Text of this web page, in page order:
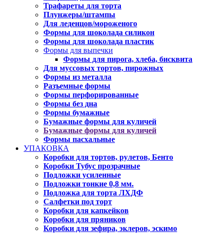
Трафареты для торта
Плунжеры/штампы
Для леденцов/мороженого
Формы для шоколада силикон
Формы для шоколада пластик
Формы для выпечки
Формы для пирога, хлеба, бисквита
Для муссовых тортов, пирожных
Формы из металла
Разъемные формы
Формы перфорированные
Формы без дна
Формы бумажные
Бумажные формы для куличей
Бумажные формы для куличей
Формы пасхальные
УПАКОВКА
Коробки для тортов, рулетов, Бенто
Коробки Тубус прозрачные
Подложки усиленные
Подложки тонкие 0,8 мм.
Подложка для торта ЛХДФ
Салфетки под торт
Коробки для капкейков
Коробки для пряников
Коробки для зефира, эклеров, эскимо